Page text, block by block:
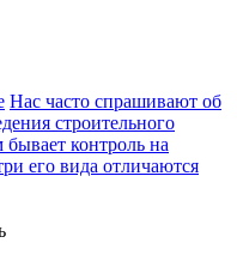
Нас часто спрашивают об
строительного
бывает контроль на
его вида отличаются